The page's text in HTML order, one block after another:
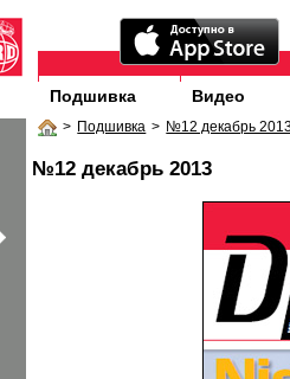
Подшивка Видео
> Подшивка > №12 декабрь
№12 декабрь 2013